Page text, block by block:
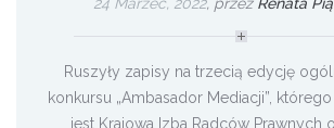
24 Marzec, 2022, przez Renata
Ruszyły zapisy na trzecią edycję
konkursu „Ambasador Mediacji”,
jest Krajowa Izba Radców Prawnych